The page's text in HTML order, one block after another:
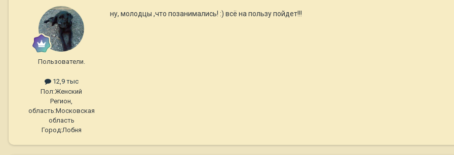
Пользователи.
12,9 тыс
Пол:Женский
Регион,
область:Московская
область
Город:Лобня
ну, молодцы ,что позанимались! :) всё на пользу пойдет!!!